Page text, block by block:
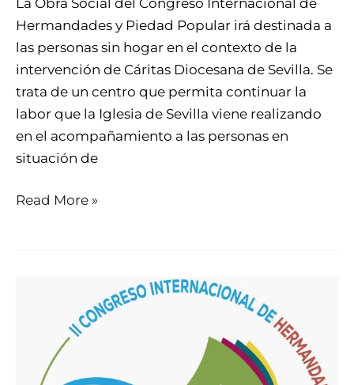
Hermandades y Piedad Popular irá destinada a
las personas sin hogar en el contexto de la
intervención de Cáritas Diocesana de Sevilla. Se
trata de un centro que permita continuar la
labor que la Iglesia de Sevilla viene realizando
en el acompañamiento a las personas en
situación de
Read More »
EUCARISTÍA
DURANTE
CONGRESO